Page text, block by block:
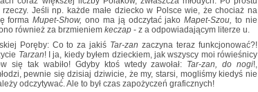
Jeśli np. każde małe dziecko w Polsce wie, że chociaż na
formaMupet-Show, ono ma ją odczytać jakoMapet-Szou, to nie
również za brzmieniem keczap - z a odpowiadającym literze u.
Poręby: Co to za jakiś Tar-zan zaczyna teraz funkcjonować?!
Tarzan! I ja, kiedy byłem dzieckiem, jak wszyscy moi rówieśnicy
się tak wabiło! Gdyby ktoś wtedy zawołał: Tar-zan, do nogi!,
pewnie się dzisiaj dziwicie, że my, starsi, mogliśmy kiedyś nie
odczytywać. Ale to był czas zapożyczeń graficznych!